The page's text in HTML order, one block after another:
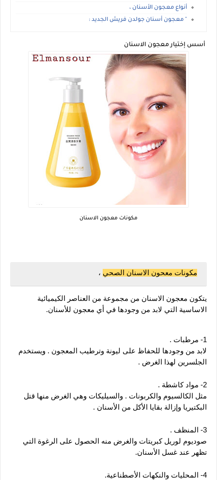
أنواع معجون الأسنان ،
" معجون أسنان جولدن فريش الجديد :
أسس إختيار معجون الاسنان
مكونات معجون الاسنان
مكونات معحون الاسنان الصحي ،
الاساسية التي لابد من وجودها في أي معجون للأسنان.
1- مرطبات .
الجلسرين لهذا الغرض .
2- مواد كاشطة .
البكتيريا وإزالة بقايا الأكل من الأسنان .
3- المنظف .
تظهر عند غسل الأسنان.
4- المحليات والنكهات الأصطناعية.